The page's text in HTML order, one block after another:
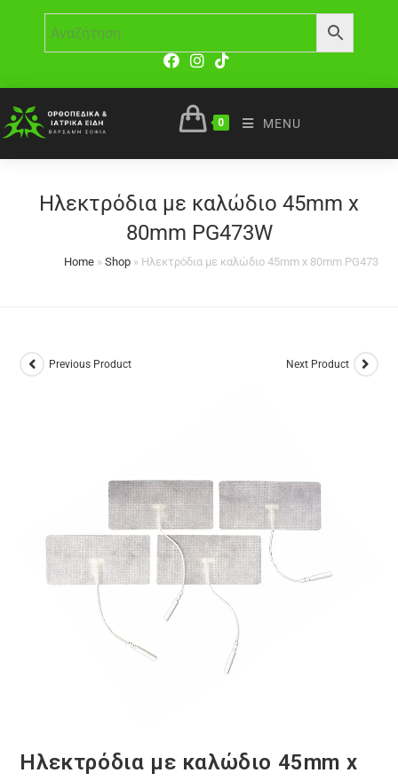
0 MENU
Ηλεκτρόδια με καλώδιο 45mm x
80mm PG473W
Home »Shop » Ηλεκτρόδια με καλώδιο 45mm x 80mm PG473W
Previous Product Next Product
Ηλεκτρόδια με καλώδιο 45mm x